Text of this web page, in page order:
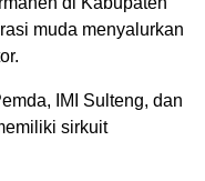
muda menyalurkan
IMI Sulteng, dan
sirkuit